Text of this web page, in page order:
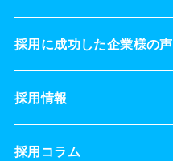
採用に成功した企業様の声
採用情報
採用コラム